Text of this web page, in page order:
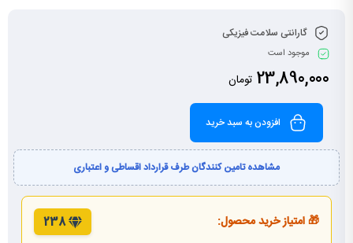
گارانتی سلامت فیزیکی
موجود است
23,890,000 تومان
افزودن به سبد خرید
مشاهده تامین کنندگان طرف قرارداد اقساطی و اعتباری
🎁 امتیاز خرید محصول: 238